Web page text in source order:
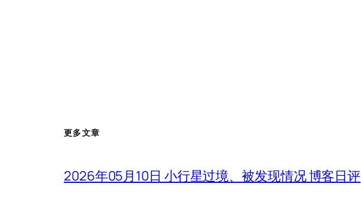
更多文章
2026年05月10日 小行星过境、被发现情况 博客日评